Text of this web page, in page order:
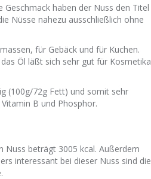
haben der Nuss den Titel
Nüsse nahezu ausschließlich ohne
für Gebäck und für Kuchen.
Öl läßt sich sehr gut für Kosmetika
(100g/72g Fett) und somit sehr
B und Phosphor.
beträgt 3005 kcal. Außerdem
interessant bei dieser Nuss sind die